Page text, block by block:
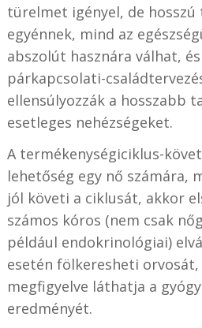
türelmet igényel, de hosszú
egyénnek, mind az
abszolút hasznára válhat,
párkapcsolati-
ellensúlyozzák a hosszabb
esetleges nehézségeket.
A termékenységiciklus-
lehetőség egy nő számára,
jól követi a ciklusát, akkor
számos kóros (nem csak
például endokrinológiai)
esetén fölkeresheti
megfigyelve láthatja a
eredményét.